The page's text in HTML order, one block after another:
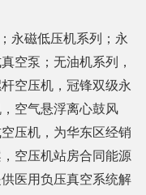
磁低压机系列；永
空泵；无油机系列，
空压机，冠锋双级永
空气悬浮离心鼓风
压机，为华东区经销
空压机站房合同能源
医用负压真空系统解